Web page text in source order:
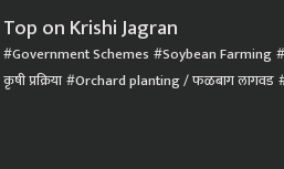
Top on Krishi Jagran
Government Schemes Soybean Farming
कृषी प्रक्रिया Orchard planting / फळबाग लागवड